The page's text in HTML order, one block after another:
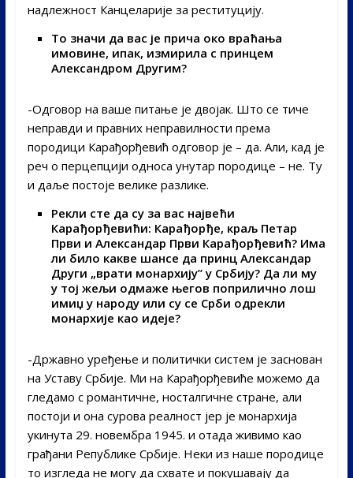
надлежност Канцеларије за реституцију.
То значи да вас је прича око враћања
имовине, ипак, измирила с принцем
Александром Другим?
-Одговор на ваше питање је двојак. Што се тиче
неправди и правних неправилности према
породици Карађорђевић одговор је – да. Али, кад је
реч о перцепцији односа унутар породице – не. Ту
и даље постоје велике разлике.
Рекли сте да су за вас највећи
Карађорђевићи: Карађорђе, краљ Петар
Први и Александар Први Карађорђевић? Има
ли било какве шансе да принц Александар
Други „врати монархију” у Србију? Да ли му
у тој жељи одмаже његов поприлично лош
имиџ у народу или су се Срби одрекли
монархије као идеје?
-Државно уређење и политички систем је заснован
на Уставу Србије. Ми на Карађорђевиће можемо да
гледамо с романтичне, носталгичне стране, али
постоји и она сурова реалност јер је монархија
укинута 29. новембра 1945. и отада живимо као
грађани Републике Србије. Неки из наше породице
то изгледа не могу да схвате и покушавају да